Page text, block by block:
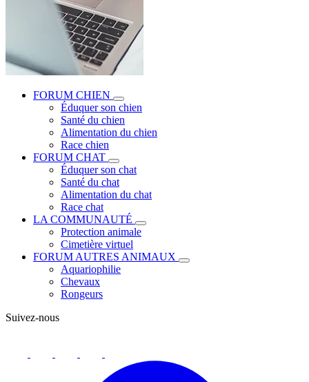
FORUM CHIEN
Éduquer son chien
Santé du chien
Alimentation du chien
Race chien
FORUM CHAT
Éduquer son chat
Santé du chat
Alimentation du chat
Race chat
LA COMMUNAUTÉ
Protection animale
Cimetière virtuel
FORUM AUTRES ANIMAUX
Aquariophilie
Chevaux
Rongeurs
Suivez-nous